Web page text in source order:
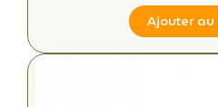
Ajouter